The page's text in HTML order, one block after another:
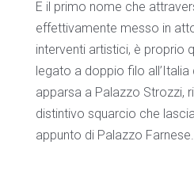
E il primo nome che
effettivamente messo in
interventi artistici, è proprio
legato a doppio filo all’Italia
apparsa a Palazzo Strozzi,
distintivo squarcio che
appunto di Palazzo Farnese.